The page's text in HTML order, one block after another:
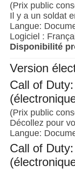
(Prix public
Il y a un soldat
Langue:
Logiciel :
Disponibilité
Version
Call of
(Prix public
Décollez pour
Langue:
Call of